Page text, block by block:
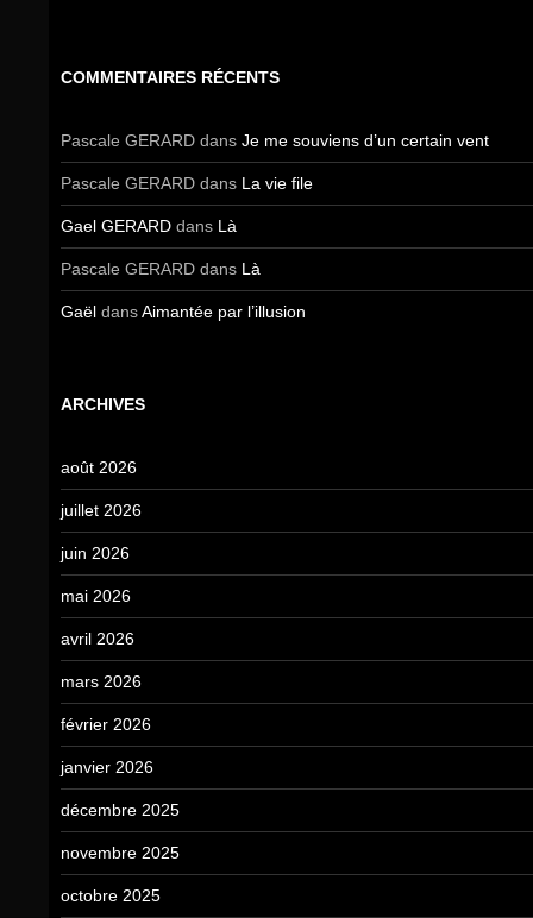
COMMENTAIRES RÉCENTS
Pascale GERARD dans Je me souviens d’un certain vent
Pascale GERARD dans La vie file
Gael GERARD dans Là
Pascale GERARD dans Là
Gaël dansAimantée par l’illusion
ARCHIVES
août 2026
juillet 2026
juin 2026
mai 2026
avril 2026
mars 2026
février 2026
janvier 2026
décembre 2025
novembre 2025
octobre 2025